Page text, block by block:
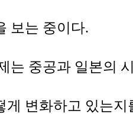
보는 중이다.
는 중공과 일본의
게 변화하고 있는지